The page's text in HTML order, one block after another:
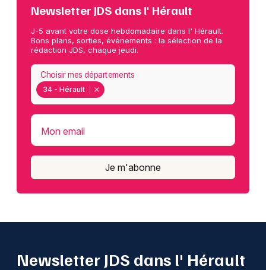
Newsletter JDS dans l' Hérault
J-5 avant votre dose hebdomadaire dans l' Hérault.
Bons plans, sorties, événements : la sélection de la
rédaction JDS, chaque jeudi.
34 - Hérault
Choisir mes départements
Mon email
Je m'abonne
Newsletter JDS dans l' Hérault